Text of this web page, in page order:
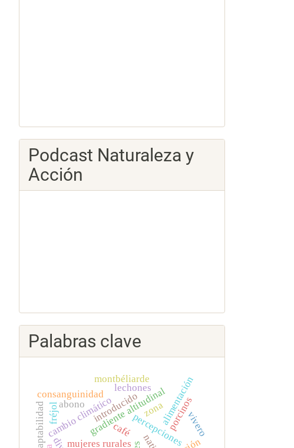
Podcast Naturaleza y
Acción
Palabras clave
mujeres ruralespercepciones
cambio climáticogradiente altitudinalalimentación
porcinos
lechones
introducido
consanguinidad
montbéliarde
café
abono
vivero
adaptabilidadfréjol zona